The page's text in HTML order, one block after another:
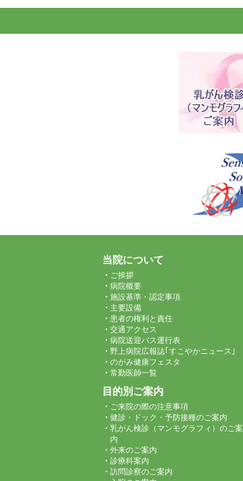
当院について
ご挨拶
病院概要
施設基準・認定事項
主要設備
患者の権利と責任
交通アクセス
病院送迎バス運行表
野上病院広報誌｢すこやかニュース｣
のがみ健康フェスタ
常勤医師一覧
目的別ご案内
ご来院の際の注意事項
健診・ドック・予防接種のご案内
乳がん検診（マンモグラフィ）のご案
内
外来のご案内
診療科案内
訪問診察のご案内